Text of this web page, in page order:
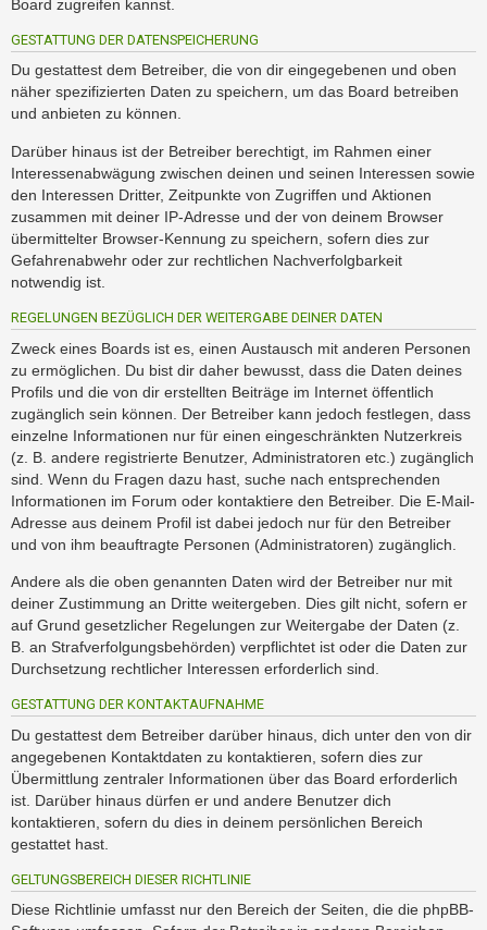
Board zugreifen kannst.
GESTATTUNG DER DATENSPEICHERUNG
Du gestattest dem Betreiber, die von dir eingegebenen und oben
näher spezifizierten Daten zu speichern, um das Board betreiben
und anbieten zu können.
Darüber hinaus ist der Betreiber berechtigt, im Rahmen einer
Interessenabwägung zwischen deinen und seinen Interessen sowie
den Interessen Dritter, Zeitpunkte von Zugriffen und Aktionen
zusammen mit deiner IP-Adresse und der von deinem Browser
übermittelter Browser-Kennung zu speichern, sofern dies zur
Gefahrenabwehr oder zur rechtlichen Nachverfolgbarkeit
notwendig ist.
REGELUNGEN BEZÜGLICH DER WEITERGABE DEINER DATEN
Zweck eines Boards ist es, einen Austausch mit anderen Personen
zu ermöglichen. Du bist dir daher bewusst, dass die Daten deines
Profils und die von dir erstellten Beiträge im Internet öffentlich
zugänglich sein können. Der Betreiber kann jedoch festlegen, dass
einzelne Informationen nur für einen eingeschränkten Nutzerkreis
(z. B. andere registrierte Benutzer, Administratoren etc.) zugänglich
sind. Wenn du Fragen dazu hast, suche nach entsprechenden
Informationen im Forum oder kontaktiere den Betreiber. Die E-Mail-
Adresse aus deinem Profil ist dabei jedoch nur für den Betreiber
und von ihm beauftragte Personen (Administratoren) zugänglich.
Andere als die oben genannten Daten wird der Betreiber nur mit
deiner Zustimmung an Dritte weitergeben. Dies gilt nicht, sofern er
auf Grund gesetzlicher Regelungen zur Weitergabe der Daten (z.
B. an Strafverfolgungsbehörden) verpflichtet ist oder die Daten zur
Durchsetzung rechtlicher Interessen erforderlich sind.
GESTATTUNG DER KONTAKTAUFNAHME
Du gestattest dem Betreiber darüber hinaus, dich unter den von dir
angegebenen Kontaktdaten zu kontaktieren, sofern dies zur
Übermittlung zentraler Informationen über das Board erforderlich
ist. Darüber hinaus dürfen er und andere Benutzer dich
kontaktieren, sofern du dies in deinem persönlichen Bereich
gestattet hast.
GELTUNGSBEREICH DIESER RICHTLINIE
Diese Richtlinie umfasst nur den Bereich der Seiten, die die phpBB-